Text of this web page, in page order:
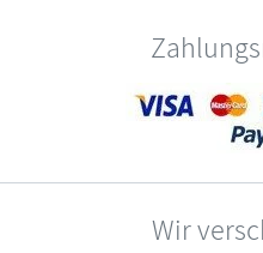
Wir